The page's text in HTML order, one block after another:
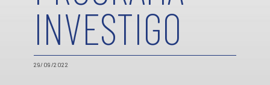
INVESTIGO
29/09/2022